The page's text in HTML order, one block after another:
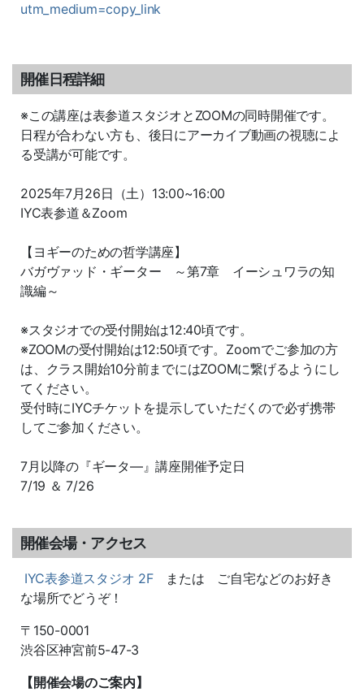
utm_medium=copy_link
開催日程詳細
※この講座は表参道スタジオとZOOMの同時開催です。
日程が合わない方も、後日にアーカイブ動画の視聴によ
る受講が可能です。
2025年7月26日（土）13:00~16:00
IYC表参道＆Zoom
【ヨギーのための哲学講座】
バガヴァッド・ギーター ～第7章 イーシュワラの知
識編～
※スタジオでの受付開始は12:40頃です。
※ZOOMの受付開始は12:50頃です。Zoomでご参加の方
は、クラス開始10分前までにはZOOMに繋げるようにし
てください。
受付時にIYCチケットを提示していただくので必ず携帯
してご参加ください。
7月以降の『ギータ―』講座開催予定日
7/19 ＆ 7/26
開催会場・アクセス
IYC表参道スタジオ 2Fまたは ご自宅などのお好き
な場所でどうぞ！
〒150-0001
渋谷区神宮前5-47-3
【開催会場のご案内】